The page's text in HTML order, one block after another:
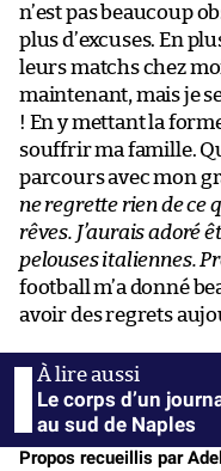
n’est pas beaucoup
plus d’excuses. En
leurs matchs chez
maintenant, mais je
! En y mettant la
souffrir ma famille.
parcours avec mon
ne regrette rien de ce
rêves. J’aurais adoré
pelouses italiennes.
football m’a donné
avoir des regrets
Le corps d’un
au sud de Naples
Propos recueillis par